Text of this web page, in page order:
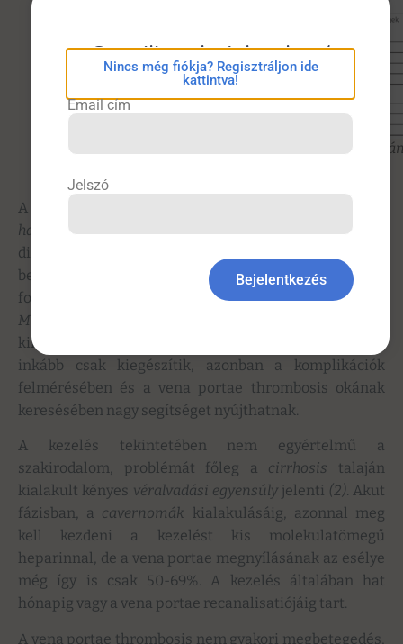
1. táblázat. A vena portae thrombosis
A képalkotó vizsgálatok közül a
hasi
ésDoppler-ultrahangvizsgálatnemcsak a
diagnózis felállítását segíti, hanem a lokális kísérő
betegségek (tumor, gyulladás, cirrhosis) kizárásában is
fontos szerepet játszik.
Kontrasztanyagos CT- vagy
MR-vizsgálat
kimutatja. A laborvizsgálatok a diagnózis felállítását
inkább csak kiegészítik, azonban a komplikációk
felmérésében és a vena portae thrombosis okának
keresésében nagy segítséget nyújthatnak.
A kezelés tekintetében nem egyértelmű a
szakirodalom, problémát főleg a cirrhosis talaján
kialakult kényes véralvadási egyensúly jelenti (2). Akut
fázisban, a cavernomák kialakulásáig, azonnal meg
kell kezdeni a kezelést kis molekulatömegű
heparinnal, de a vena portae megnyílásának az esélye
még így is csak 50-69%. A kezelés általában hat
hónapig vagy a vena portae recanalisatiójáig tart.
A vena portae thrombosis nem gyakori megbetegedés,
eConsilium bejelentkezés
Nincs még fiókja? Regisztráljon ide
kattintva!
Email cím
Jelszó
Bejelentkezés